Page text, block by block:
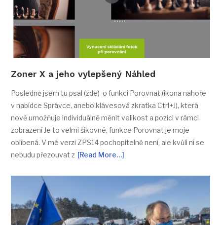
Zoner X a jeho vylepšený Náhled
Posledně jsem tu psal (zde) o funkci Porovnat (ikona nahoře
v nabídce Správce, anebo klávesová zkratka Ctrl+J), která
nově umožňuje individuálně měnit velikost a pozici v rámci
zobrazení Je to velmi šikovné, funkce Porovnat je moje
oblíbená. V mé verzi ZPS14 pochopitelně není, ale kvůli ní se
nebudu přezouvat z [Read More…]